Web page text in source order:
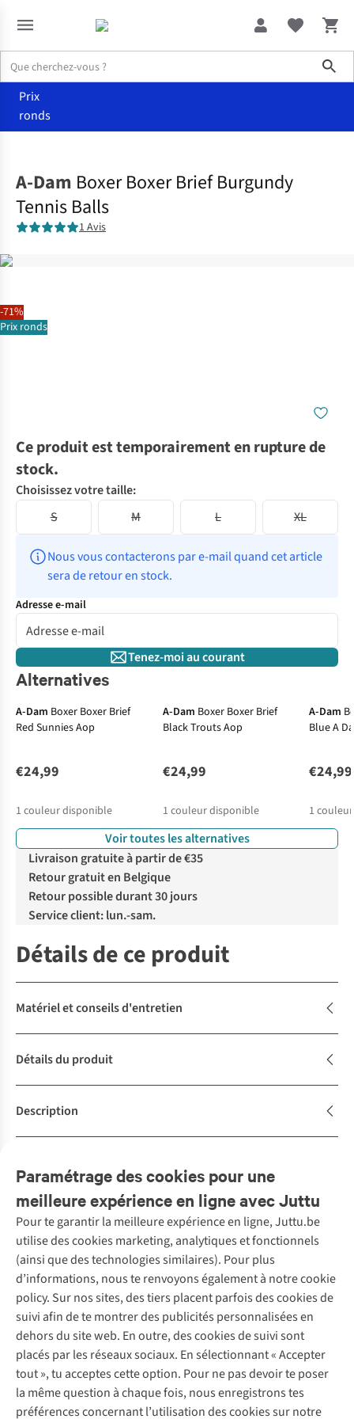
Prix
ronds
-71%
Prix ronds
A-Dam Boxer Boxer Brief Burgundy
Tennis Balls
1 Avis
Ce produit est temporairement en rupture de
stock.
Choisissez votre taille:
S
M L XL
Nous vous contacterons par e-mail quand cet article
sera de retour en stock.
Adresse e-mail
Tenez-moi au courant
Alternatives
A-Dam Boxer Boxer Brief
Red Sunnies Aop
€24,99
1 couleur disponible
A-Dam Boxer Boxer Brief
Black Trouts Aop
€24,99
1 couleur disponible
A-Dam
Blue A
€24,99
1
Voir toutes les alternatives
Livraison gratuite à partir de €35
Retour gratuit en Belgique
Retour possible durant 30 jours
Service client: lun.-sam.
Détails de ce produit
Matériel et conseils d'entretien
Détails du produit
Description
Paramétrage des cookies pour une
meilleure expérience en ligne avec Juttu
Pour te garantir la meilleure expérience en ligne, Juttu.be
utilise des cookies marketing, analytiques et fonctionnels
(ainsi que des technologies similaires). Pour plus
d’informations, nous te renvoyons également à notre cookie
policy. Sur nos sites, des tiers placent parfois des cookies de
suivi afin de te montrer des publicités personnalisées en
dehors du site web. En outre, des cookies de suivi sont
placés par les réseaux sociaux. En sélectionnant « Accepter
tout », tu acceptes cette option. Pour ne pas devoir te poser
la même question à chaque fois, nous enregistrons tes
préférences concernant l’utilisation des cookies sur notre
Service client
Questions fréquentes
Commander
Payer
10 % réduction étudiants
Klarna : post-paiement
Livraison
Retourner
Rétractation d'une commande
Nos services
Vintage - ReJUsed
Atelier de couture
Personal shopping
Boîte à vêtements
Événements / ateliers
Juttu
Qui sommes-nous ?
Juttu Friends
Inspiration
Abonne-toi à la newsletter